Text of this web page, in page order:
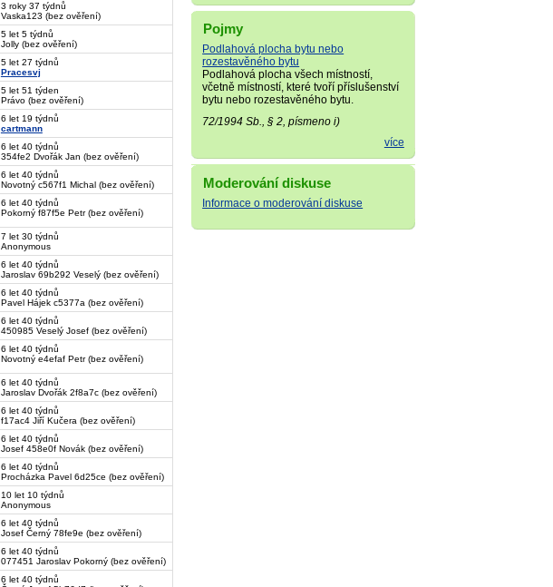
Pojmy
Podlahová plocha bytu nebo
rozestavěného bytu
Podlahová plocha všech místností,
včetně místností, které tvoří příslušenství
bytu nebo rozestavěného bytu.
72/1994 Sb., § 2, písmeno i)
více
Moderování diskuse
Informace o moderování diskuse
3 roky 37 týdnů
Vaska123 (bez ověření)
5 let 5 týdnů
Jolly (bez ověření)
5 let 27 týdnů
Pracesvj
5 let 51 týden
Právo (bez ověření)
6 let 19 týdnů
cartmann
6 let 40 týdnů
354fe2 Dvořák Jan (bez ověření)
6 let 40 týdnů
Novotný c567f1 Michal (bez ověření)
6 let 40 týdnů
Pokorný f87f5e Petr (bez ověření)
7 let 30 týdnů
Anonymous
6 let 40 týdnů
Jaroslav 69b292 Veselý (bez ověření)
6 let 40 týdnů
Pavel Hájek c5377a (bez ověření)
6 let 40 týdnů
450985 Veselý Josef (bez ověření)
6 let 40 týdnů
Novotný e4efaf Petr (bez ověření)
6 let 40 týdnů
Jaroslav Dvořák 2f8a7c (bez ověření)
6 let 40 týdnů
f17ac4 Jiří Kučera (bez ověření)
6 let 40 týdnů
Josef 458e0f Novák (bez ověření)
6 let 40 týdnů
Procházka Pavel 6d25ce (bez ověření)
10 let 10 týdnů
Anonymous
6 let 40 týdnů
Josef Černý 78fe9e (bez ověření)
6 let 40 týdnů
077451 Jaroslav Pokorný (bez ověření)
6 let 40 týdnů